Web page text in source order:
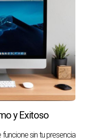
metas. Te invitamos
y a buscar
avanzando. A
correcto
el éxito.
y Exitoso
sin tu presencia